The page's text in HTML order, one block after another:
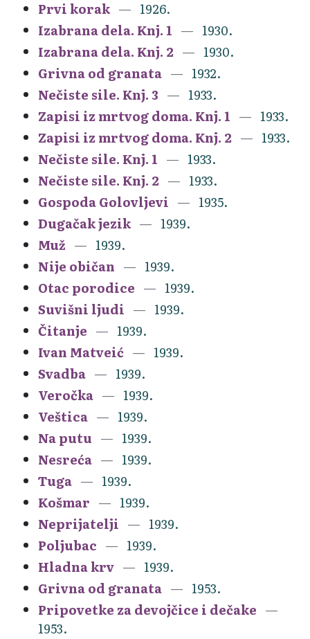
Prvi korak
1926.
Izabrana dela. Knj. 1
1930.
Izabrana dela. Knj. 2
1930.
Grivna od granata
1932.
Nečiste sile. Knj. 3
1933.
Zapisi iz mrtvog doma. Knj. 1
1933.
Zapisi iz mrtvog doma. Knj. 2
1933.
Nečiste sile. Knj. 1
1933.
Nečiste sile. Knj. 2
1933.
Gospoda Golovljevi
1935.
Dugačak jezik
1939.
Muž
1939.
Nije običan
1939.
Otac porodice
1939.
Suvišni ljudi
1939.
Čitanje
1939.
Ivan Matveić
1939.
Svadba
1939.
Veročka
1939.
Veštica
1939.
Na putu
1939.
Nesreća
1939.
Tuga
1939.
Košmar
1939.
Neprijatelji
1939.
Poljubac
1939.
Hladna krv
1939.
Grivna od granata
1953.
Pripovetke za devojčice i dečake
1953.